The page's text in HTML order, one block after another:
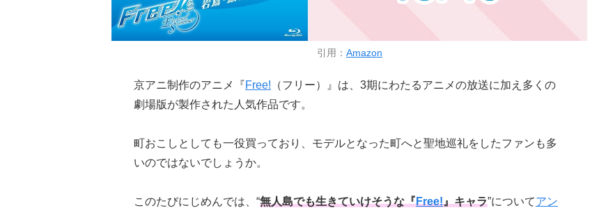
引用： Amazon
京アニ制作のアニメ『Free! （フリー）』は、3期にわたるアニメの放送に加え多くの
劇場版が製作された人気作品です。
町おこしとしても一役買っており、モデルとなった町へと聖地巡礼をしたファンも多
いのではないでしょうか。
このたびにじめんでは、“無人島でも生きていけそうな『Free!』キャラ”についてアン